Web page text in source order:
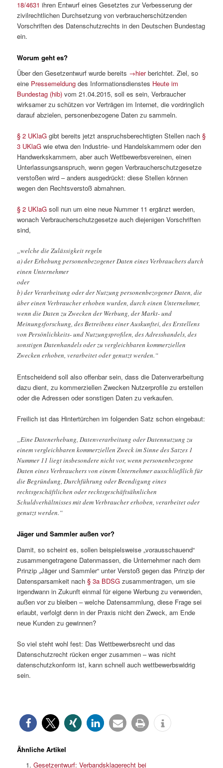
18/4631 ihren Entwurf eines Gesetztes zur Verbesserung der
zivilrechtlichen Durchsetzung von verbraucherschützenden
Vorschriften des Datenschutzrechts in den Deutschen Bundestag
ein.
Worum geht es?
Über den Gesetzentwurf wurde bereits →hierberichtet. Ziel, so
eine Pressemeldung des Informationsdienstes Heute im
Bundestag (hib) vom 21.04.2015, soll es sein, Verbraucher
wirksamer zu schützen vor Verträgen im Internet, die vordringlich
darauf abzielen, personenbezogene Daten zu sammeln.
§ 2 UKlaG gibt bereits jetzt anspruchsberechtigten Stellen nach§
3 UKlaG wie etwa den Industrie- und Handelskammern oder den
Handwerkskammern, aber auch Wettbewerbsvereinen, einen
Unterlassungsanspruch, wenn gegen Verbraucherschutzgesetze
verstoßen wird – anders ausgedrückt: diese Stellen können
wegen den Rechtsverstoß abmahnen.
§ 2 UKlaG soll nun um eine neue Nummer 11 ergänzt werden,
wonach Verbraucherschutzgesetze auch diejenigen Vorschriften
sind,
„welche die Zulässigkeit regeln
a) der Erhebung personenbezogener Daten eines Verbrauchers durch
einen Unternehmer
oder
b) der Verarbeitung oder der Nutzung personenbezogener Daten, die
über einen Verbraucher erhoben wurden, durch einen Unternehmer,
wenn die Daten zu Zwecken der Werbung, der Markt- und
Meinungsforschung, des Betreibens einer Auskunftei, des Erstellens
von Persönlichkeits- und Nutzungsprofilen, des Adresshandels, des
sonstigen Datenhandels oder zu vergleichbaren kommerziellen
Zwecken erhoben, verarbeitet oder genutzt werden.“
Entscheidend soll also offenbar sein, dass die Datenverarbeitung
dazu dient, zu kommerziellen Zwecken Nutzerprofile zu erstellen
oder die Adressen oder sonstigen Daten zu verkaufen.
Freilich ist das Hintertürchen im folgenden Satz schon eingebaut:
„Eine Datenerhebung, Datenverarbeitung oder Datennutzung zu
einem vergleichbaren kommerziellen Zweck im Sinne des Satzes 1
Nummer 11 liegt insbesondere nicht vor, wenn personenbezogene
Daten eines Verbrauchers von einem Unternehmer ausschließlich für
die Begründung, Durchführung oder Beendigung eines
rechtsgeschäftlichen oder rechtsgeschäftsähnlichen
Schuldverhältnisses mit dem Verbraucher erhoben, verarbeitet oder
genutzt werden.“
Jäger und Sammler außen vor?
Damit, so scheint es, sollen beispielsweise „vorausschauend“
zusammengetragene Datenmassen, die Unternehmer nach dem
Prinzip „Jäger und Sammler“ unter Verstoß gegen das Prinzip der
Datensparsamkeit nach§ 3a BDSG zusammentragen, um sie
irgendwann in Zukunft einmal für eigene Werbung zu verwenden,
außen vor zu bleiben – welche Datensammlung, diese Frage sei
erlaubt, verfolgt denn in der Praxis nicht den Zweck, am Ende
neue Kunden zu gewinnen?
So viel steht wohl fest: Das Wettbewerbsrecht und das
Datenschutzrecht rücken enger zusammen – was nicht
datenschutzkonform ist, kann schnell auch wettbewerbswidrig
sein.
Ähnliche Artikel
Gesetzentwurf: Verbandsklagerecht bei